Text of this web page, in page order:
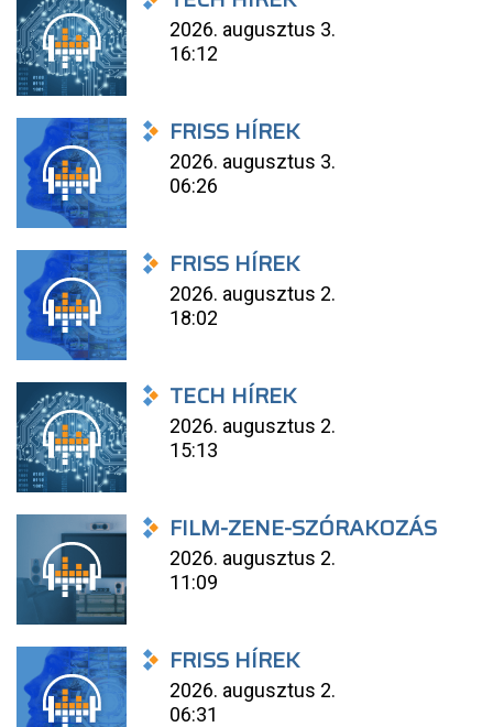
2026. augusztus 3.
16:12
FRISS HÍREK
2026. augusztus 3.
06:26
FRISS HÍREK
2026. augusztus 2.
18:02
TECH HÍREK
2026. augusztus 2.
15:13
FILM-ZENE-SZÓRAKOZÁS
2026. augusztus 2.
11:09
FRISS HÍREK
2026. augusztus 2.
06:31